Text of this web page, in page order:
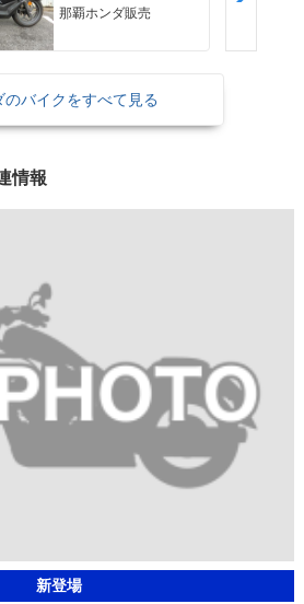
那覇ホンダ販売
のバイクをすべて見る
情報
新登場